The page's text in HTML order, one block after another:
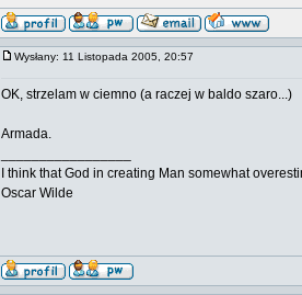
Wysłany: 11 Listopada 2005, 20:57
OK, strzelam w ciemno (a raczej w baldo szaro...)
Armada.
I think that God in creating Man somewhat
Oscar Wilde